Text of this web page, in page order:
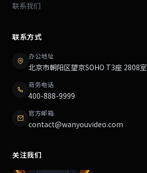
联系我们
联系方式
办公地址
北京市朝阳区望京SOHO T3座 2808室
商务电话
400-888-9999
官方邮箱
contact@wanyouvideo.com
关注我们